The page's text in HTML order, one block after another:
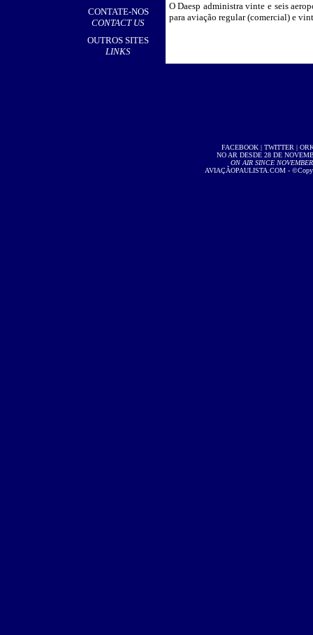
CONTATE-NOS
CONTACT US
OUTROS SITES
LINKS
O Daesp administra vinte e seis
para aviação regular (comercial) e
FACEBOOK| TWITTER |
NO AR DESDE 28 DE
ON AIR SINCE
AVIAÇÃOPAULISTA.COM -